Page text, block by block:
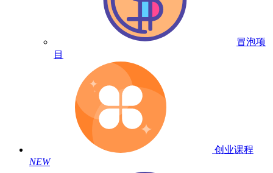
冒泡项
目
创业课程
NEW